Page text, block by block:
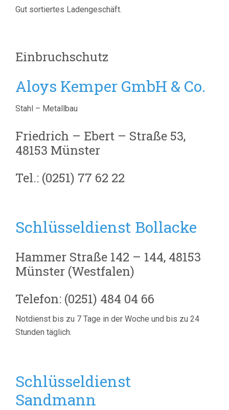
Gut sortiertes Ladengeschäft.
Einbruchschutz
Aloys Kemper GmbH & Co.
Stahl – Metallbau
Friedrich – Ebert – Straße 53,
48153 Münster
Tel.: (0251) 77 62 22
Schlüsseldienst Bollacke
Hammer Straße 142 – 144, 48153
Münster (Westfalen)
Telefon: (0251) 484 04 66
Notdienst bis zu 7 Tage in der Woche und bis zu 24
Stunden täglich.
Schlüsseldienst
Sandmann